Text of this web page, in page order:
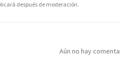
después de moderación.
Aún no hay